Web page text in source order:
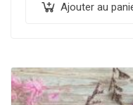
Ajouter au